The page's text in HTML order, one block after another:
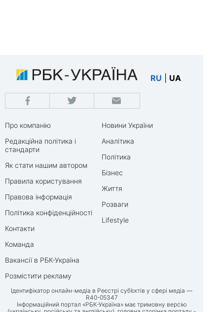
RU UA
Про компанію
Редакційна політика і
стандарти
Як стати нашим автором
Правила користування
Правова інформація
Політика конфіденційності
Контакти
Команда
Вакансії в РБК-Україна
Розмістити рекламу
Новини України
Аналітика
Політика
Бізнес
Життя
Розваги
Lifestyle
Ідентифікатор онлайн-медіа в Реєстрі суб’єктів у сфері медіа —
R40-05347
Інформаційний портал «РБК-Україна» має тримовну версію